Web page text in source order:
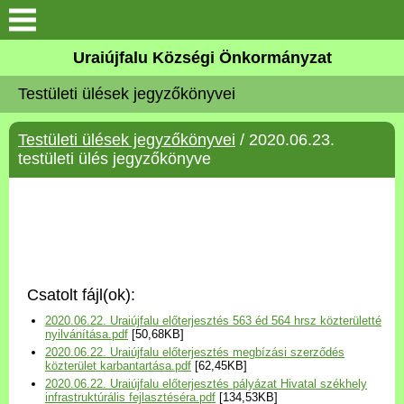
Köszöntő
Elérhetőségek
Uraiújfalu
Választási információk
Versenyképes Járások
Program
Uraiújfalu Községi Önkormányzat
Testületi ülések jegyzőkönyvei
Testületi ülések jegyzőkönyvei / 2020.06.23.
testületi ülés jegyzőkönyve
Csatolt fájl(ok):
2020.06.22. Uraiújfalu előterjesztés 563 éd 564 hrsz közterületté
nyilvánítása.pdf [50,68KB]
2020.06.22. Uraiújfalu előterjesztés megbízási szerződés
közterület karbantartása.pdf [62,45KB]
2020.06.22. Uraiújfalu előterjesztés pályázat Hivatal székhely
infrastruktúrális fejlasztéséra.pdf [134,53KB]